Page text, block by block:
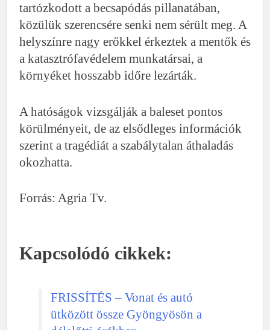
tartózkodott a becsapódás pillanatában,
közülük szerencsére senki nem sérült meg. A
helyszínre nagy erőkkel érkeztek a mentők és
a katasztrófavédelem munkatársai, a
környéket hosszabb időre lezárták.
A hatóságok vizsgálják a baleset pontos
körülményeit, de az elsődleges információk
szerint a tragédiát a szabálytalan áthaladás
okozhatta.
Forrás: Agria Tv.
Kapcsolódó cikkek:
FRISSÍTÉS – Vonat és autó
ütközött össze Gyöngyösön a